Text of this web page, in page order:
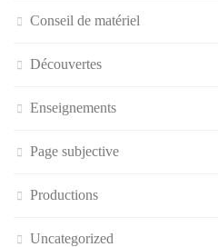
Conseil de matériel
Découvertes
Enseignements
Page subjective
Productions
Uncategorized